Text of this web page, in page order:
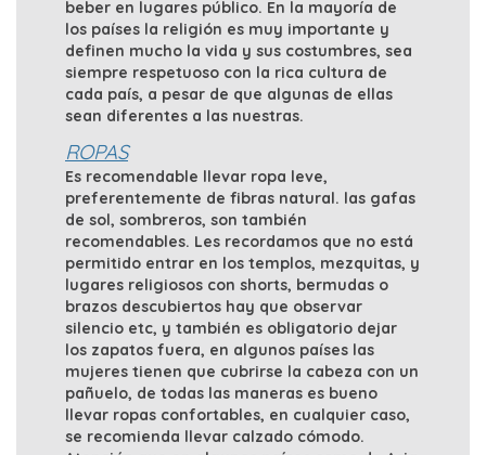
beber en lugares público. En la mayoría de
los países la religión es muy importante y
definen mucho la vida y sus costumbres, sea
siempre respetuoso con la rica cultura de
cada país, a pesar de que algunas de ellas
sean diferentes a las nuestras.
ROPAS
Es recomendable llevar ropa leve,
preferentemente de fibras natural. las gafas
de sol, sombreros, son también
recomendables. Les recordamos que no está
permitido entrar en los templos, mezquitas, y
lugares religiosos con shorts, bermudas o
brazos descubiertos hay que observar
silencio etc, y también es obligatorio dejar
los zapatos fuera, en algunos países las
mujeres tienen que cubrirse la cabeza con un
pañuelo, de todas las maneras es bueno
llevar ropas confortables, en cualquier caso,
se recomienda llevar calzado cómodo.